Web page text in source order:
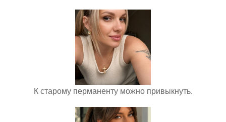
К старому перманенту можно привыкнуть.